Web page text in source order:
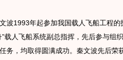
1993年起参加我国载人飞船工程的
”载人飞船系统副总指挥，先后参与组
务，均取得圆满成功。秦文波先后荣